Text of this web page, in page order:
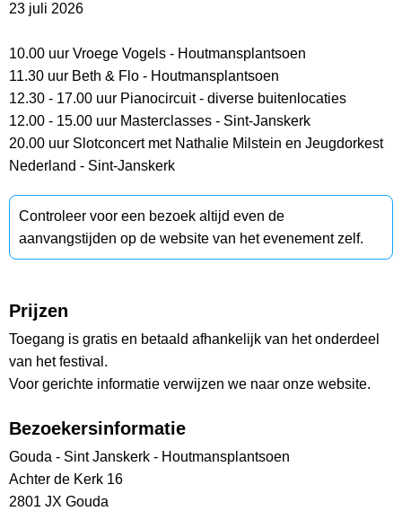
23 juli 2026
10.00 uur Vroege Vogels - Houtmansplantsoen
11.30 uur Beth & Flo - Houtmansplantsoen
12.30 - 17.00 uur Pianocircuit - diverse buitenlocaties
12.00 - 15.00 uur Masterclasses - Sint-Janskerk
20.00 uur Slotconcert met Nathalie Milstein en Jeugdorkest
Nederland - Sint-Janskerk
Controleer voor een bezoek altijd even de
aanvangstijden op de website van het evenement zelf.
Prijzen
Toegang is gratis en betaald afhankelijk van het onderdeel
van het festival.
Voor gerichte informatie verwijzen we naar onze website.
Bezoekersinformatie
Gouda - Sint Janskerk - Houtmansplantsoen
Achter de Kerk 16
2801 JX Gouda